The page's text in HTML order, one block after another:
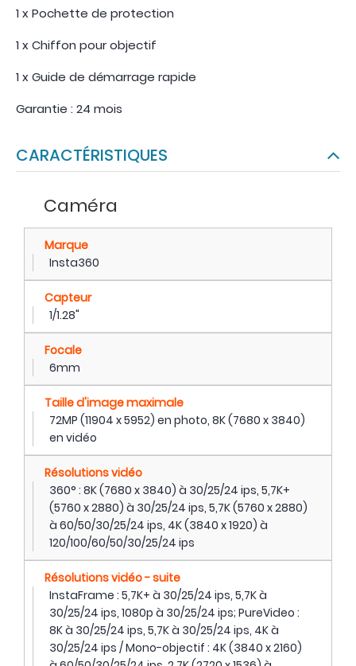
1 x Pochette de protection
1 x Chiffon pour objectif
1 x Guide de démarrage rapide
Garantie : 24 mois
CARACTÉRISTIQUES
Caméra
Marque
Insta360
Capteur
1/1.28"
Focale
6mm
Taille d'image maximale
72MP (11904 x 5952) en photo, 8K (7680 x 3840)
en vidéo
Résolutions vidéo
360° : 8K (7680 x 3840) à 30/25/24 ips, 5,7K+
(5760 x 2880) à 30/25/24 ips, 5,7K (5760 x 2880)
à 60/50/30/25/24 ips, 4K (3840 x 1920) à
120/100/60/50/30/25/24 ips
Résolutions vidéo - suite
InstaFrame : 5,7K+ à 30/25/24 ips, 5,7K à
30/25/24 ips, 1080p à 30/25/24 ips; PureVideo :
8K à 30/25/24 ips, 5,7K à 30/25/24 ips, 4K à
30/25/24 ips / Mono-objectif : 4K (3840 x 2160)